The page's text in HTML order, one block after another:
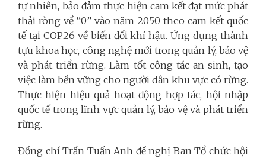
tự nhiên, bảo đảm thực hiện cam kết đạt mức phát
thải ròng về “0” vào năm 2050 theo cam kết quốc
tế tại COP26 về biến đổi khí hậu. Ứng dụng thành
tựu khoa học, công nghệ mới trong quản lý, bảo vệ
và phát triển rừng. Làm tốt công tác an sinh, tạo
việc làm bền vững cho người dân khu vực có rừng.
Thực hiện hiệu quả hoạt động hợp tác, hội nhập
quốc tế trong lĩnh vực quản lý, bảo vệ và phát triển
rừng.
Đồng chí Trần Tuấn Anh đề nghị Ban Tổ chức hội